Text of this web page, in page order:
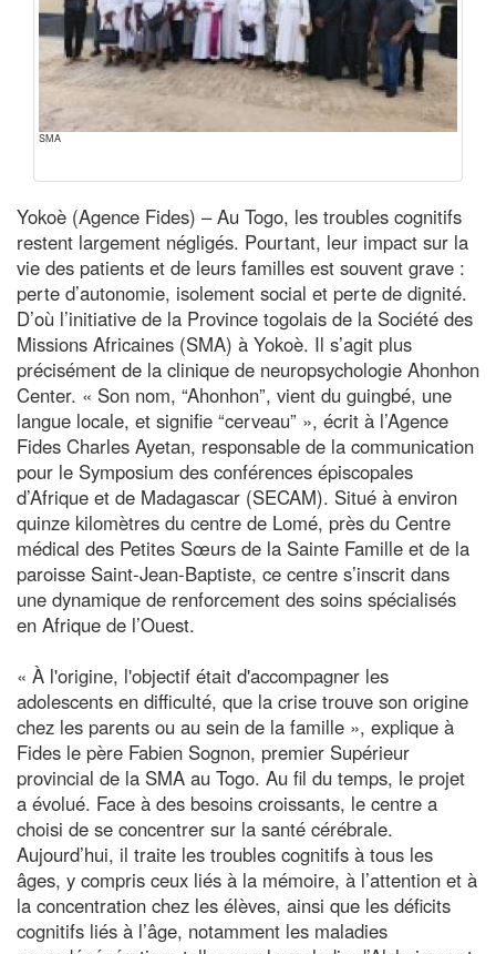
SMA
Yokoè (Agence Fides) – Au Togo, les troubles cognitifs
restent largement négligés. Pourtant, leur impact sur la
vie des patients et de leurs familles est souvent grave :
perte d’autonomie, isolement social et perte de dignité.
D’où l’initiative de la Province togolais de la Société des
Missions Africaines (SMA) à Yokoè. Il s’agit plus
précisément de la clinique de neuropsychologie Ahonhon
Center. « Son nom, “Ahonhon”, vient du guingbé, une
langue locale, et signifie “cerveau” », écrit à l’Agence
Fides Charles Ayetan, responsable de la communication
pour le Symposium des conférences épiscopales
d’Afrique et de Madagascar (SECAM). Situé à environ
quinze kilomètres du centre de Lomé, près du Centre
médical des Petites Sœurs de la Sainte Famille et de la
paroisse Saint-Jean-Baptiste, ce centre s’inscrit dans
une dynamique de renforcement des soins spécialisés
en Afrique de l’Ouest.
« À l'origine, l'objectif était d'accompagner les
adolescents en difficulté, que la crise trouve son origine
chez les parents ou au sein de la famille », explique à
Fides le père Fabien Sognon, premier Supérieur
provincial de la SMA au Togo. Au fil du temps, le projet
a évolué. Face à des besoins croissants, le centre a
choisi de se concentrer sur la santé cérébrale.
Aujourd’hui, il traite les troubles cognitifs à tous les
âges, y compris ceux liés à la mémoire, à l’attention et à
la concentration chez les élèves, ainsi que les déficits
cognitifs liés à l’âge, notamment les maladies